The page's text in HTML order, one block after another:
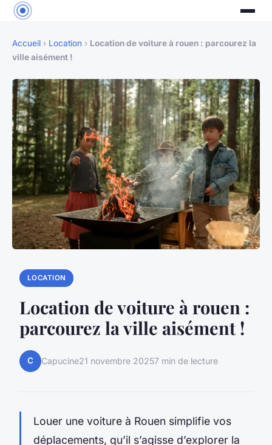
Accueil › Location › Location de voiture à rouen : parcourez la
ville aisément !
LOCATION
Location de voiture à rouen :
parcourez la ville aisément !
C Capucine21 novembre 20257 min de lecture
Louer une voiture à Rouen simplifie vos
déplacements, qu’il s’agisse d’explorer la